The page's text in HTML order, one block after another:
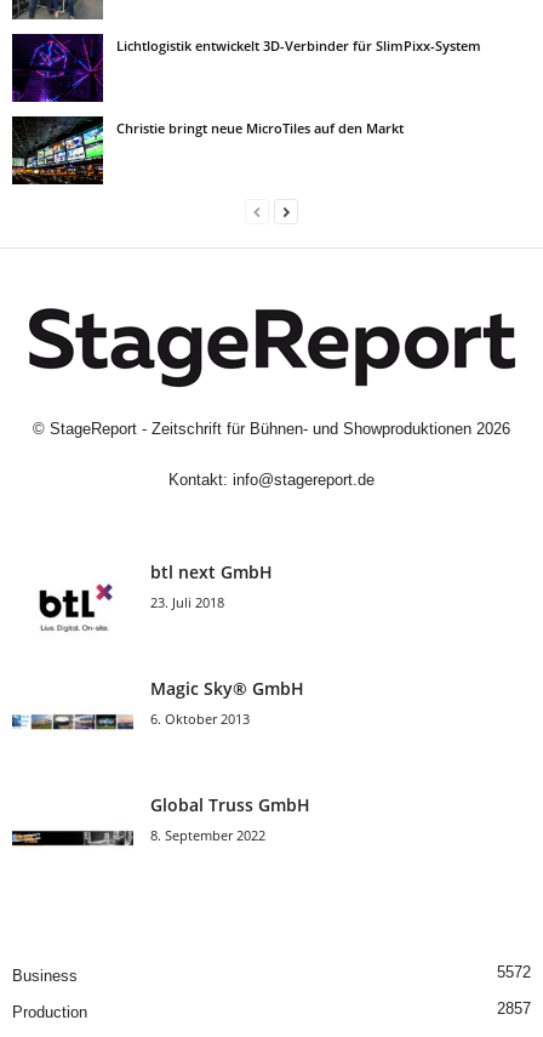
Lichtlogistik entwickelt 3D-Verbinder für SlimPixx-System
Christie bringt neue MicroTiles auf den Markt
© StageReport - Zeitschrift für Bühnen- und Showproduktionen 2026
Kontakt: info@stagereport.de
btl next GmbH
23. Juli 2018
Magic Sky® GmbH
6. Oktober 2013
Global Truss GmbH
8. September 2022
Business 5572
Production
2857